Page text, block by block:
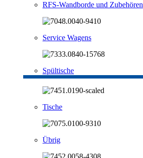
RFS-Wandborde und Zubehören
Service Wagens
Spültische
Tische
Übrig